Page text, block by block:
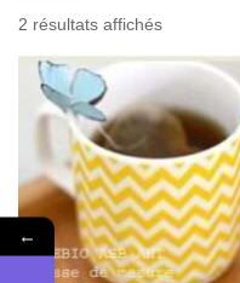
2 résultats affichésTrié
popularité
←